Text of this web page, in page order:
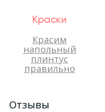
Краски
Красим
напольный
плинтус
правильно
Отзывы